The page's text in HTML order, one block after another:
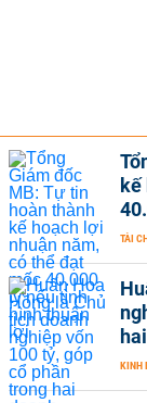
TÀI
KINH